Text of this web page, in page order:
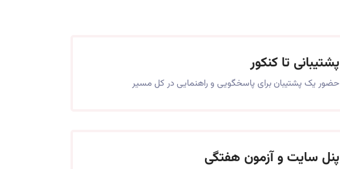
پشتیبانی تا کنکور
حضور یک پشتیبان برای پاسخگویی و راهنمایی در کل مسیر
پنل سایت و آزمون هفتگی